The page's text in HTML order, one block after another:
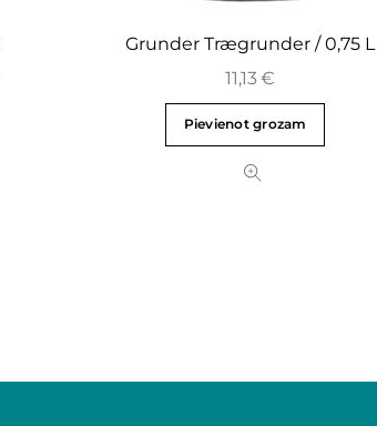
Grunder Trægrunder / 0,75 L
11,13€
Pievienot grozam